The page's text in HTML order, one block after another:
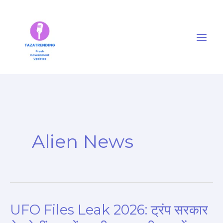
Alien News
UFO Files Leak 2026: ट्रंप सरकार
UFO
Files